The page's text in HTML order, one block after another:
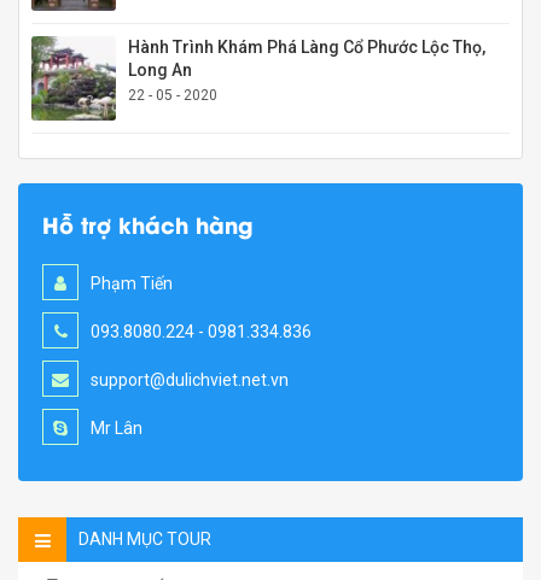
Hành Trình Khám Phá Làng Cổ Phước Lộc Thọ,
Long An
22 - 05 - 2020
Hỗ trợ khách hàng
Phạm Tiến
093.8080.224 - 0981.334.836
support@dulichviet.net.vn
Mr Lân
DANH MỤC TOUR